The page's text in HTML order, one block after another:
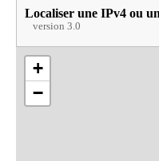
Localiser une IPv4 ou
version 3.0
+
−